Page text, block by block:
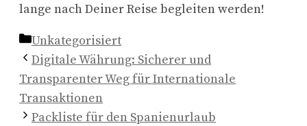
lange nach Deiner Reise begleiten werden!
Kategorien
Unkategorisiert
Digitale Währung: Sicherer und
Transparenter Weg für Internationale
Transaktionen
Packliste für den Spanienurlaub